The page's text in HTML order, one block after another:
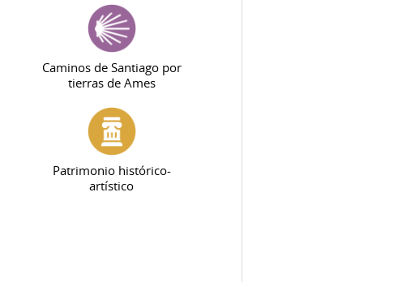
Caminos de Santiago por
tierras de Ames
Patrimonio histórico-
artístico